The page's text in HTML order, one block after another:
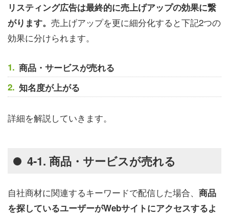
リスティング広告は最終的に売上げアップの効果に繋
がります。 売上げアップを更に細分化すると下記2つの
効果に分けられます。
商品・サービスが売れる
知名度が上がる
詳細を解説していきます。
4-1. 商品・サービスが売れる
自社商材に関連するキーワードで配信した場合、 商品
を探しているユーザーがWebサイトにアクセスするよ